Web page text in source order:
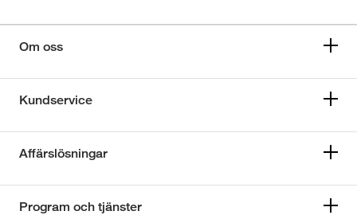
Om oss
Kundservice
Affärslösningar
Program och tjänster